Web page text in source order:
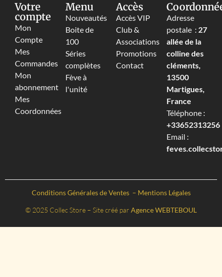
Votre
compte
Mon
Compte
Mes
Commandes
Mon
abonnement
Mes
Coordonnées
Menu
Nouveautés
Boite de
100
Séries
complètes
Fève à
l'unité
Accès
Accès VIP
Club &
Associations
Promotions
Contact
Adresse
postale : 27
allée de la
colline des
cléments,
13500
Martigues,
France
Téléphone :
+33652313256‬
Email :
Conditions Générales de Ventes – Mentions Légales
© 2025 Collec Store – Site créé par Agence WEBTEBOUL